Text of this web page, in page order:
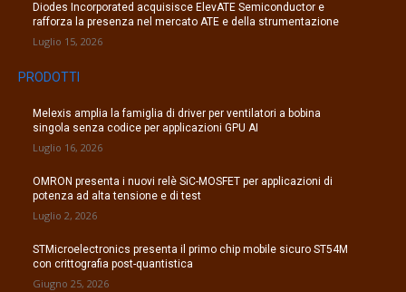
Diodes Incorporated acquisisce ElevATE Semiconductor e
rafforza la presenza nel mercato ATE e della strumentazione
Luglio 15, 2026
PRODOTTI
Melexis amplia la famiglia di driver per ventilatori a bobina
singola senza codice per applicazioni GPU AI
Luglio 16, 2026
OMRON presenta i nuovi relè SiC-MOSFET per applicazioni di
potenza ad alta tensione e di test
Luglio 2, 2026
STMicroelectronics presenta il primo chip mobile sicuro ST54M
con crittografia post-quantistica
Giugno 25, 2026